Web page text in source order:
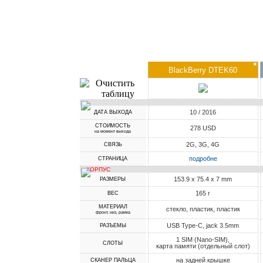
✖
BlackBerry DTEK60
ДАТА ВЫХОДА 10 / 2016
СТОИМОСТЬ
на момент выхода 278 USD
СВЯЗЬ 2G, 3G, 4G
СТРАНИЦА подробне
КОРПУС
РАЗМЕРЫ 153.9 x 75.4 x 7 mm
ВЕС 165 г
МАТЕРИАЛ
фронт, низ, рамка стекло, пластик, пластик
РАЗЪЕМЫ USB Type-C, jack 3.5mm
СЛОТЫ
1 SIM (Nano-SIM),
карта памяти (отдельный слот)
СКАНЕР ПАЛЬЦА на задней крышке